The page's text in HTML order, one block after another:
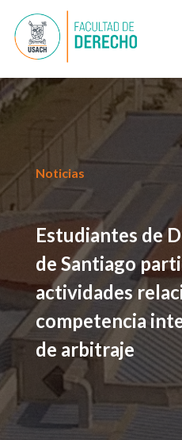
Noticias
Estudiantes de
de Santiago
actividades
competencia
de arbitraje